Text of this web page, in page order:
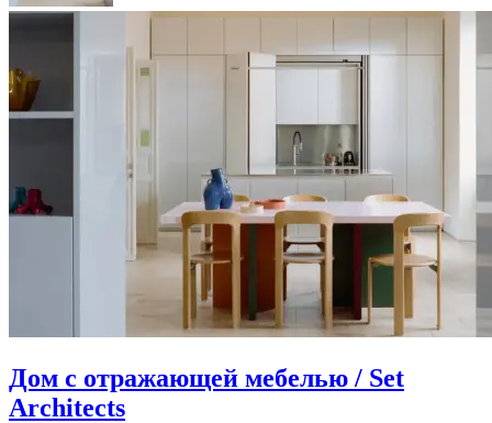
Дом с отражающей мебелью / Set
Architects